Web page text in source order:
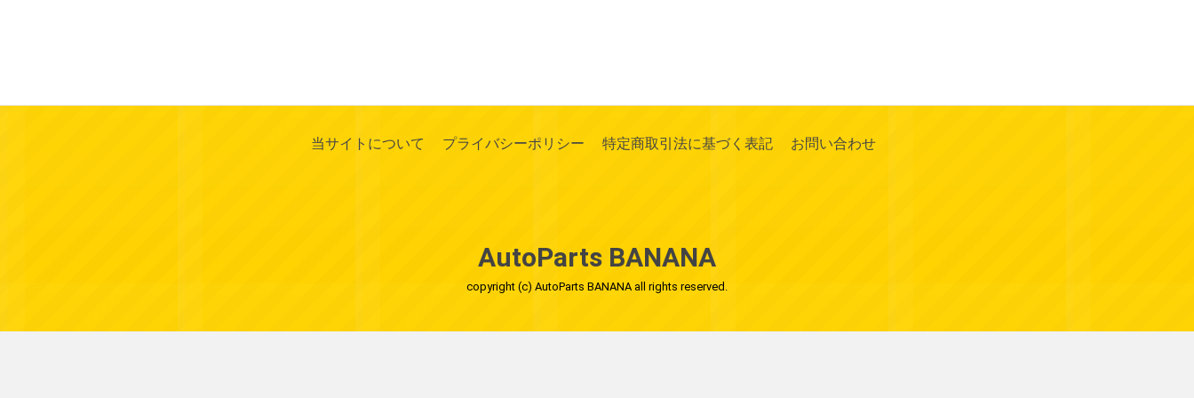
当サイトについて プライバシーポリシー 特定商取引法に基づく表記 お問い合わせ
AutoParts BANANA
copyright (c) AutoParts BANANA all rights reserved.